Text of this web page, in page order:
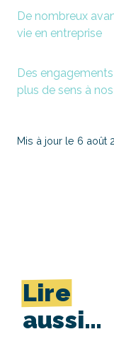
De nombreux
vie en entreprise
Des
plus de sens à
Mis à jour le 6 août
Lire
aussi…